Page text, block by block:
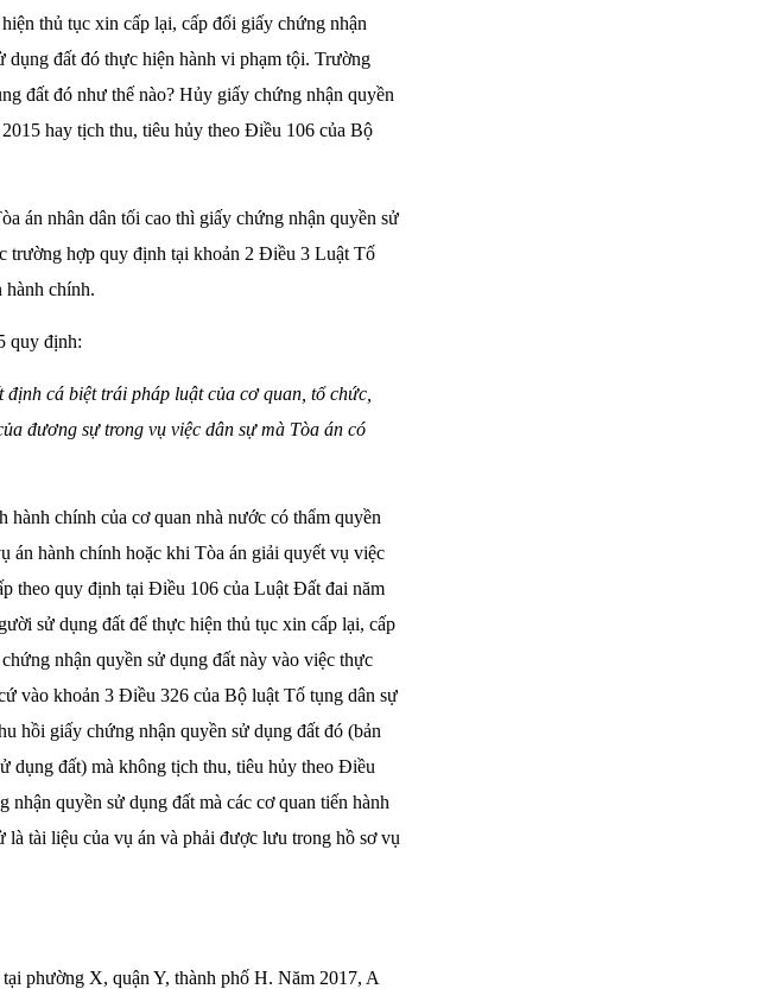
thủ tục xin cấp lại, cấp đổi giấy chứng nhận
dụng đất đó thực hiện hành vi phạm tội. Trường
đất đó như thế nào? Hủy giấy chứng nhận quyền
hay tịch thu, tiêu hủy theo Điều 106 của Bộ
án nhân dân tối cao thì giấy chứng nhận quyền sử
trường hợp quy định tại khoản 2 Điều 3 Luật Tố
hành chính.
quy định:
cá biệt trái pháp luật của cơ quan, tổ chức,
đương sự trong vụ việc dân sự mà Tòa án có
chính của cơ quan nhà nước có thẩm quyền
án hành chính hoặc khi Tòa án giải quyết vụ việc
theo quy định tại Điều 106 của Luật Đất đai năm
sử dụng đất để thực hiện thủ tục xin cấp lại, cấp
nhận quyền sử dụng đất này vào việc thực
vào khoản 3 Điều 326 của Bộ luật Tố tụng dân sự
hồi giấy chứng nhận quyền sử dụng đất đó (bản
dụng đất) mà không tịch thu, tiêu hủy theo Điều
quyền sử dụng đất mà các cơ quan tiến hành
tài liệu của vụ án và phải được lưu trong hồ sơ vụ
phường X, quận Y, thành phố H. Năm 2017, A